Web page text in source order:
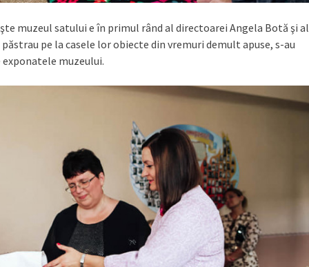
muzeul satului e în primul rând al directoarei Angela Botă şi al
pe la casele lor obiecte din vremuri demult apuse, s-au
muzeului.